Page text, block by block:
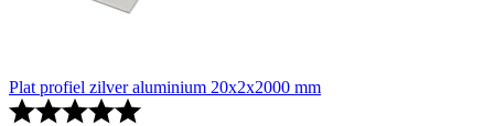
Plat profiel zilver aluminium 20x2x2000 mm